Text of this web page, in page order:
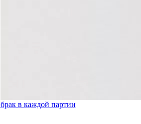
брак в каждой партии